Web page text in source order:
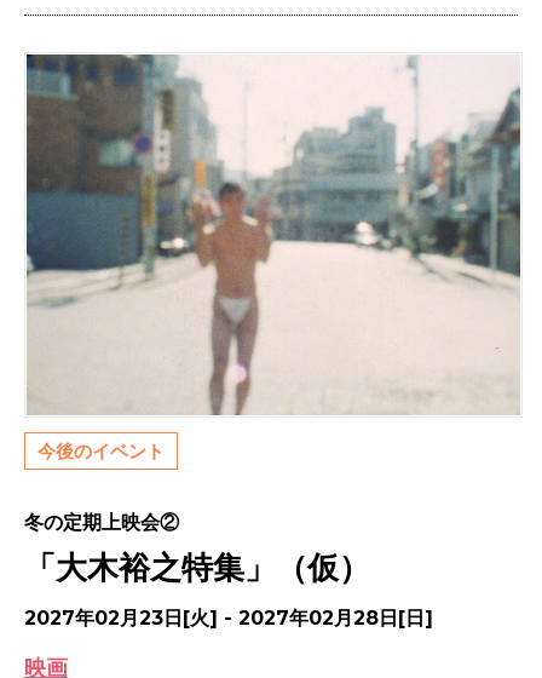
今後のイベント
冬の定期上映会②
「大木裕之特集」（仮）
2027年02月23日[火] - 2027年02月28日[日]
映画